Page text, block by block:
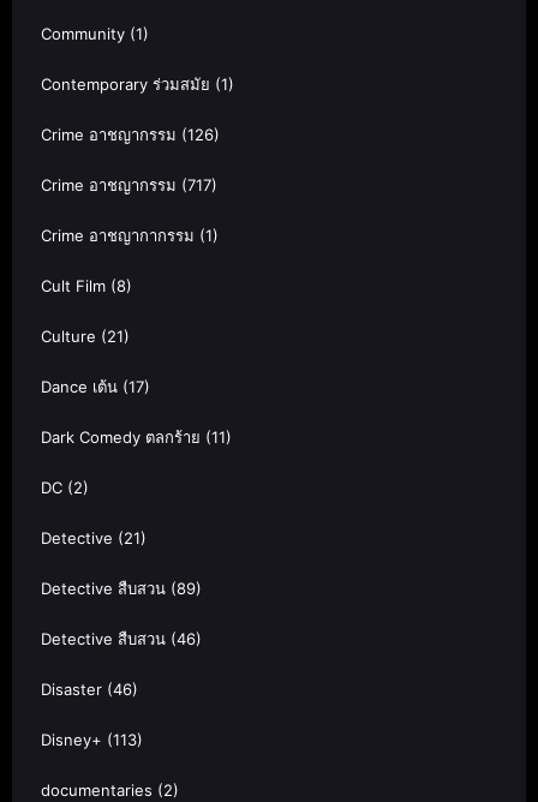
Community (1)
Contemporary ร่วมสมัย (1)
Crime อาชญากรรม (126)
Crime อาชญากรรม (717)
Crime อาชญากากรรม (1)
Cult Film (8)
Culture (21)
Dance เต้น (17)
Dark Comedy ตลกร้าย (11)
DC (2)
Detective (21)
Detective สืบสวน (89)
Detective สืบสวน (46)
Disaster (46)
Disney+ (113)
documentaries (2)